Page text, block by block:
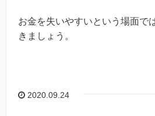
お金を失いやすいという場面で
きましょう。
2020.09.24